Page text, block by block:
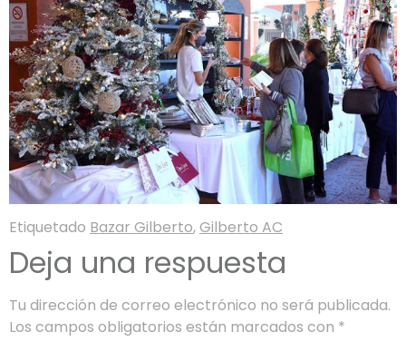
Etiquetado Bazar Gilberto,Gilberto AC
Deja una respuesta
Tu dirección de correo electrónico no será publicada.
Los campos obligatorios están marcados con *